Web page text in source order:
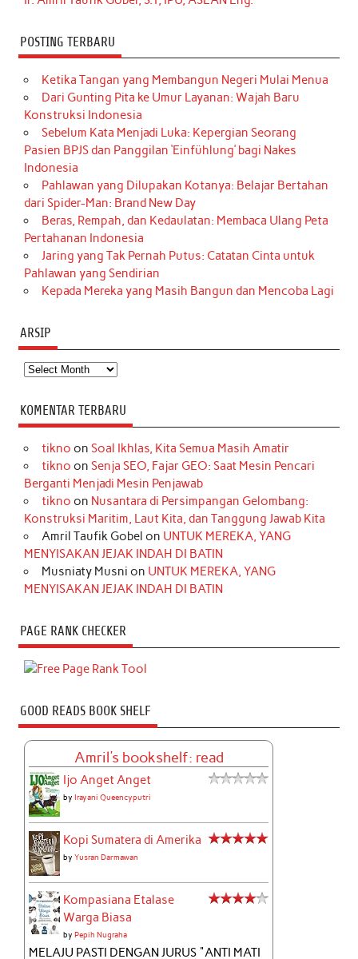
POSTING TERBARU
Ketika Tangan yang Membangun Negeri Mulai Menua
Dari Gunting Pita ke Umur Layanan: Wajah Baru
Konstruksi Indonesia
Sebelum Kata Menjadi Luka: Kepergian Seorang
Pasien BPJS dan Panggilan ‘Einfühlung’ bagi Nakes
Indonesia
Pahlawan yang Dilupakan Kotanya: Belajar Bertahan
dari Spider-Man: Brand New Day
Beras, Rempah, dan Kedaulatan: Membaca Ulang Peta
Pertahanan Indonesia
Jaring yang Tak Pernah Putus: Catatan Cinta untuk
Pahlawan yang Sendirian
Kepada Mereka yang Masih Bangun dan Mencoba Lagi
ARSIP
Arsip
KOMENTAR TERBARU
tikno on Soal Ikhlas, Kita Semua Masih Amatir
tikno on Senja SEO, Fajar GEO: Saat Mesin Pencari
Berganti Menjadi Mesin Penjawab
tikno on Nusantara di Persimpangan Gelombang:
Konstruksi Maritim, Laut Kita, dan Tanggung Jawab Kita
Amril Taufik Gobel on UNTUK MEREKA, YANG
MENYISAKAN JEJAK INDAH DI BATIN
Musniaty Musni on UNTUK MEREKA, YANG
MENYISAKAN JEJAK INDAH DI BATIN
PAGE RANK CHECKER
GOOD READS BOOK SHELF
Amril's bookshelf: read
Ijo Anget Anget
byIrayani Queencyputri
Kopi Sumatera di Amerika
byYusran Darmawan
Kompasiana Etalase
Warga Biasa
byPepih Nugraha
MELAJU PASTI DENGAN JURUS "ANTI MATI